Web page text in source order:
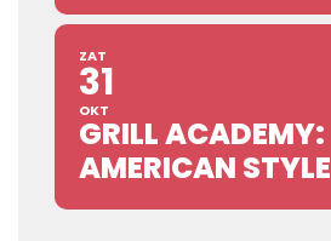
ZAT
31
OKT
GRILL ACADEMY:
AMERICAN STYLE